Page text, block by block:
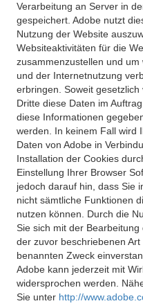
Verarbeitung an Server in
gespeichert. Adobe nutzt
Nutzung der Website
Websiteaktivitäten für die
zusammenzustellen und
und der Internetnutzung
erbringen. Soweit
Dritte diese Daten im
diese Informationen
werden. In keinem Fall wird
Daten von Adobe in
Installation der Cookies
Einstellung Ihrer Browser
jedoch darauf hin, dass Sie
nicht sämtliche Funktionen
nutzen können. Durch die
Sie sich mit der
der zuvor beschriebenen
benannten Zweck
Adobe kann jederzeit mit
widersprochen werden.
Sie unter http://